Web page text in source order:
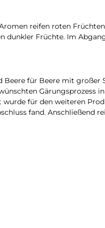
reifen roten
dunkler Früchte. Im
für Beere mit großer
Gärungsprozess
für den weiteren
fand. Anschließend